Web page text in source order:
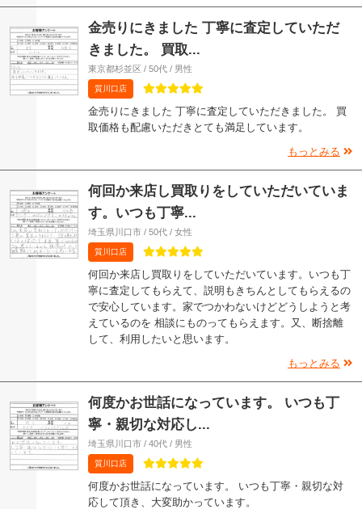
金売りにきました 丁寧に査定していただ
きました。 買取...
東京都杉並区 / 50代 / 男性
質川口店
金売りにきました 丁寧に査定していただきました。 買
取価格も配慮いただきとても満足しています。
もっとみる
何回か来店し買取りをしていただいていま
す。いつも丁寧...
埼玉県川口市 / 50代 / 女性
質川口店
何回か来店し買取りをしていただいています。いつも丁
寧に査定してもらえて、説明もきちんとしてもらえるの
で安心しています。家でつかわないけどどうしようと考
えているのを 相談にものってもらえます。又、断捨離
して、利用したいと思います。
もっとみる
何度かお世話になっています。 いつも丁
寧・親切な対応し...
埼玉県川口市 / 40代 / 男性
質川口店
何度かお世話になっています。 いつも丁寧・親切な対
応して頂き、大変助かっています。